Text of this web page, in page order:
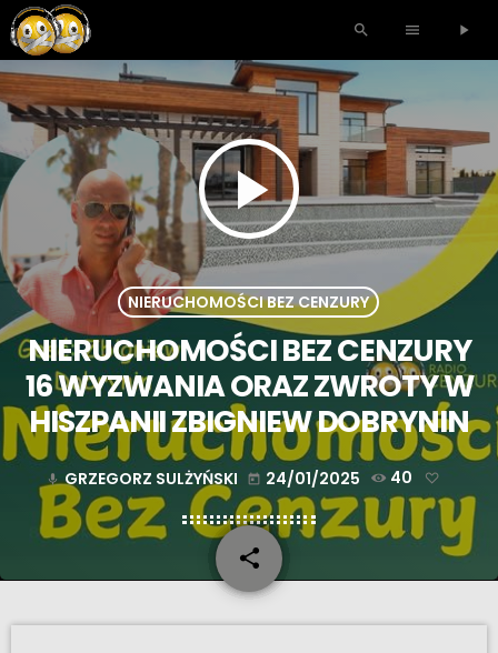
search menu play_arrow
play_arrow
NIERUCHOMOŚCI BEZ CENZURY
NIERUCHOMOŚCI BEZ CENZURY
16 WYZWANIA ORAZ ZWROTY W
HISZPANII ZBIGNIEW DOBRYNIN
mic GRZEGORZ SULŻYŃSKI today 24/01/2025 40
share
email